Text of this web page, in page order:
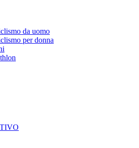
da uomo
per donna